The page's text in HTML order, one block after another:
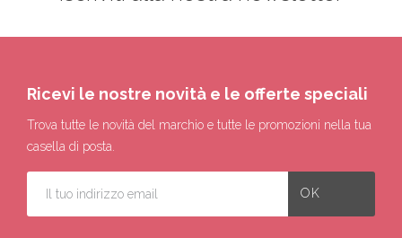
Ricevi le nostre novità e le offerte speciali
Trova tutte le novità del marchio e tutte le promozioni nella tua
casella di posta.